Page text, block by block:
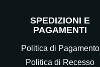
SPEDIZIONI E
PAGAMENTI
Politica di Pagamento
Politica di Recesso